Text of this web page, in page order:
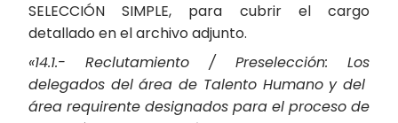
SELECCIÓN SIMPLE, para cubrir el cargo
detallado en el archivo adjunto.
«14.1.- Reclutamiento / Preselección: Los
delegados del área de Talento Humano y del
área requirente designados para el proceso de